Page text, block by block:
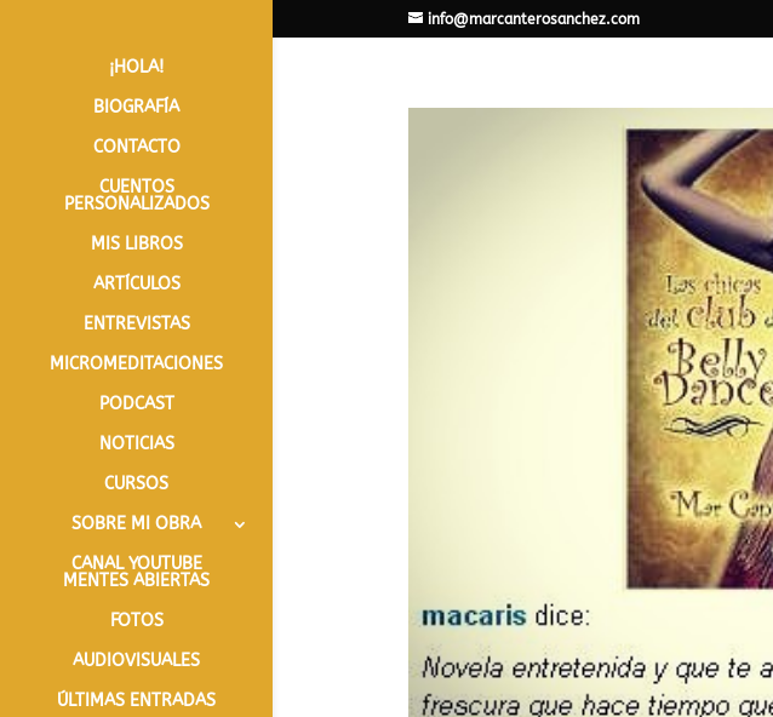
info@marcanterosanchez.com
¡HOLA!
BIOGRAFÍA
CONTACTO
CUENTOS
PERSONALIZADOS
MIS LIBROS
ARTÍCULOS
ENTREVISTAS
MICROMEDITACIONES
PODCAST
NOTICIAS
CURSOS
SOBRE MI OBRA
CANAL YOUTUBE
MENTES ABIERTAS
FOTOS
AUDIOVISUALES
ÚLTIMAS ENTRADAS